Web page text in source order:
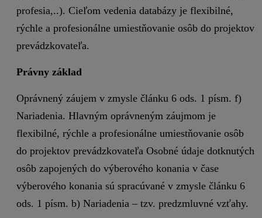
profesia,..). Cieľom vedenia databázy je flexibilné,
rýchle a profesionálne umiestňovanie osôb do projektov
prevádzkovateľa.
Právny základ
Oprávnený záujem v zmysle článku 6 ods. 1 písm. f)
Nariadenia. Hlavným oprávneným záujmom je
flexibilné, rýchle a profesionálne umiestňovanie osôb
do projektov prevádzkovateľa Osobné údaje dotknutých
osôb zapojených do výberového konania v čase
výberového konania sú spracúvané v zmysle článku 6
ods. 1 písm. b) Nariadenia – tzv. predzmluvné vzťahy.